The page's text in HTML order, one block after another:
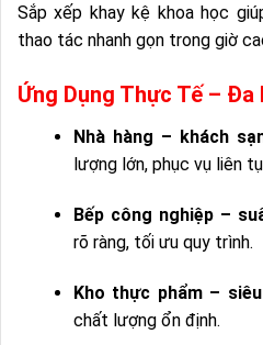
Sắp xếp khay kệ khoa học
thao tác nhanh gọn trong giờ
Ứng Dụng Thực Tế – Đa
Nhà hàng – khách
lượng lớn, phục vụ liên
Bếp công nghiệp –
rõ ràng, tối ưu quy trình.
Kho thực phẩm –
chất lượng ổn định.